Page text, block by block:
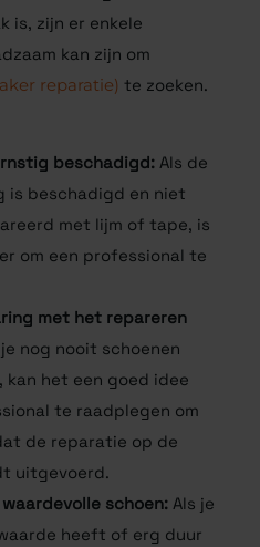
is, zijn er enkele
kan zijn om
reparatie)te zoeken.
beschadigd: Als de
is beschadigd en niet
met lijm of tape, is
om een professional te
met het repareren
nog nooit schoenen
het een goed idee
te raadplegen om
de reparatie op de
uitgevoerd.
schoen: Als je
heeft of erg duur